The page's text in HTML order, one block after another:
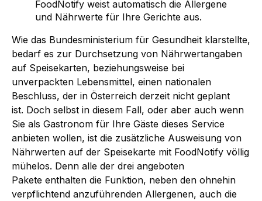
FoodNotify weist automatisch die Allergene
und Nährwerte für Ihre Gerichte aus.
Wie das Bundesministerium für Gesundheit klarstellte,
bedarf es zur Durchsetzung von Nährwertangaben
auf Speisekarten, beziehungsweise bei
unverpackten Lebensmittel, einen nationalen
Beschluss, der in Österreich derzeit nicht geplant
ist. Doch selbst in diesem Fall, oder aber auch wenn
Sie als Gastronom für Ihre Gäste dieses Service
anbieten wollen, ist die zusätzliche Ausweisung von
Nährwerten auf der Speisekarte mit FoodNotify völlig
mühelos. Denn alle der drei angeboten
Pakete enthalten die Funktion, neben den ohnehin
verpflichtend anzuführenden Allergenen, auch die